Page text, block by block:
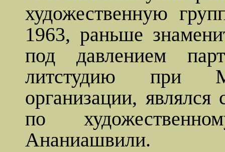
художественную
1963, раньше
под давлением
литстудию при
организации, являлся
по
Ананиашвили.